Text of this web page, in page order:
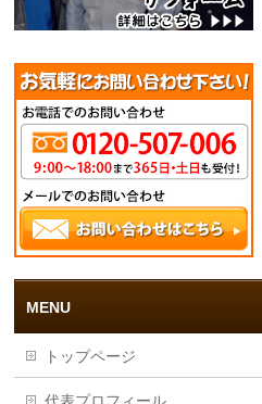
MENU
トップページ